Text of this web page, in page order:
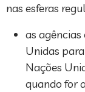
nas esferas
as agências
Unidas
Nações
quando for